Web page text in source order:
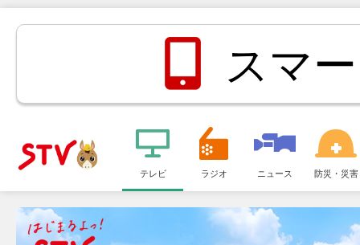
ＳＴＶ札
幌テレビ
スマ
メ
ュ
テレビ ラジオ ニュース 防災・災害